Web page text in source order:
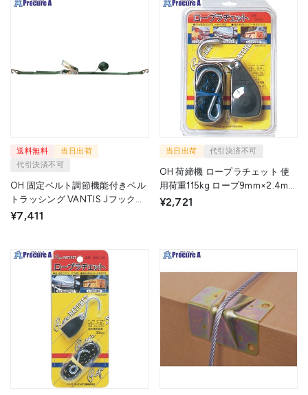
送料無料
当日出荷
代引決済不可
OH 固定ベルト調節機能付きベル
トラッシング VANTIS Jフック
¥7,411
当日出荷 代引決済不可
OH 荷締機 ロープラチェット 使
用荷重115kg ロープ9mm×2.4m
SRU-9 1パック ▼166-9348
¥2,721